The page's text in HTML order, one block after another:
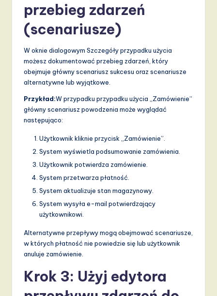
przebieg zdarzeń
(scenariusze)
W oknie dialogowym Szczegóły przypadku użycia
możesz dokumentować przebieg zdarzeń, który
obejmuje główny scenariusz sukcesu oraz scenariusze
alternatywne lub wyjątkowe.
Przykład:W przypadku przypadku użycia „Zamówienie”
główny scenariusz powodzenia może wyglądać
następująco:
Użytkownik kliknie przycisk „Zamówienie”.
System wyświetla podsumowanie zamówienia.
Użytkownik potwierdza zamówienie.
System przetwarza płatność.
System aktualizuje stan magazynowy.
System wysyła e-mail potwierdzający
użytkownikowi.
Alternatywne przepływy mogą obejmować scenariusze,
w których płatność nie powiedzie się lub użytkownik
anuluje zamówienie.
Krok 3: Użyj edytora